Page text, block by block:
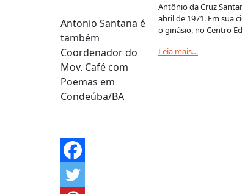
Antonio Santana é
também
Coordenador do
Mov. Café com
Poemas em
Condeúba/BA
Antônio da Cruz
abril de 1971. Em sua
o ginásio, no Centro
Leia mais…